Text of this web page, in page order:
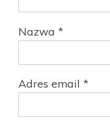
Nazwa *
Adres email *